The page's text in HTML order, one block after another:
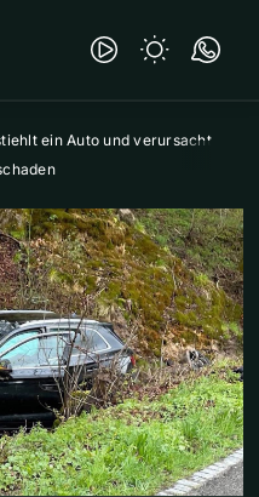
ein Auto und verursacht